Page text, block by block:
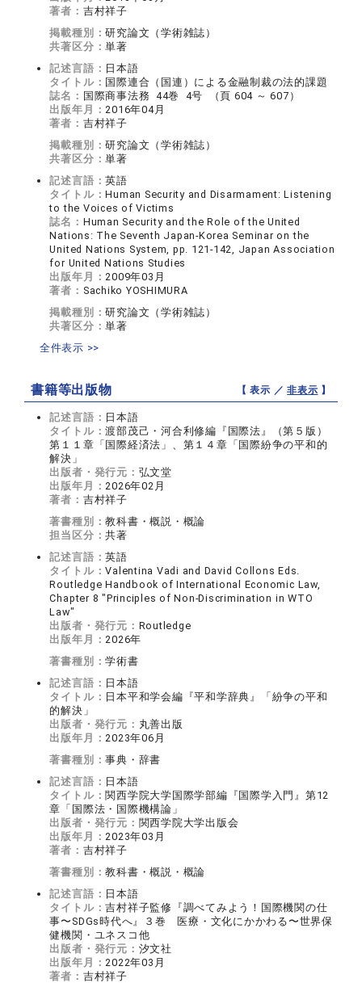
著者： 吉村祥子
掲載種別：研究論文（学術雑誌）
共著区分：単著
記述言語： 日本語
タイトル： 国際連合（国連）による金融制裁の法的課題
誌名： 国際商事法務 44巻 4号 （頁 604 ～ 607）
出版年月： 2016年04月
著者： 吉村祥子
掲載種別：研究論文（学術雑誌）
共著区分：単著
記述言語：英語
タイトル：Human Security and Disarmament: Listening
to the Voices of Victims
誌名： Human Security and the Role of the United
Nations: The Seventh Japan-Korea Seminar on the
United Nations System, pp. 121-142, Japan Association
for United Nations Studies
出版年月： 2009年03月
著者： Sachiko YOSHIMURA
掲載種別：研究論文（学術雑誌）
共著区分：単著
全件表示 >>
書籍等出版物 【 表示 ／非表示 】
記述言語： 日本語
タイトル：渡部茂己・河合利修編『国際法』（第５版）
第１１章「国際経済法」、第１４章「国際紛争の平和的
解決」
出版者・発行元： 弘文堂
出版年月： 2026年02月
著者： 吉村祥子
著書種別：教科書・概説・概論
担当区分：共著
記述言語：英語
タイトル：Valentina Vadi and David Collons Eds.
Routledge Handbook of International Economic Law,
Chapter 8 "Principles of Non-Discrimination in WTO
Law"
出版者・発行元： Routledge
出版年月： 2026年
著書種別：学術書
記述言語： 日本語
タイトル： 日本平和学会編『平和学辞典』「紛争の平和
的解決」
出版者・発行元： 丸善出版
出版年月： 2023年06月
著書種別：事典・辞書
記述言語： 日本語
タイトル：関西学院大学国際学部編『国際学入門』第12
章「国際法・国際機構論」
出版者・発行元： 関西学院大学出版会
出版年月： 2023年03月
著者： 吉村祥子
著書種別：教科書・概説・概論
記述言語： 日本語
タイトル：吉村祥子監修『調べてみよう！国際機関の仕
事〜SDGs時代へ』３巻 医療・文化にかかわる〜世界保
健機関・ユネスコ他
出版者・発行元： 汐文社
出版年月： 2022年03月
著者： 吉村祥子